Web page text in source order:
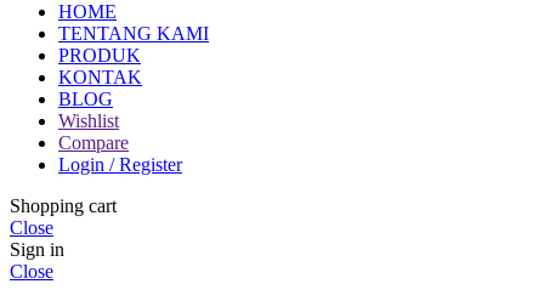
HOME
TENTANG KAMI
PRODUK
KONTAK
BLOG
Wishlist
Compare
Login / Register
Shopping cart
Close
Sign in
Close